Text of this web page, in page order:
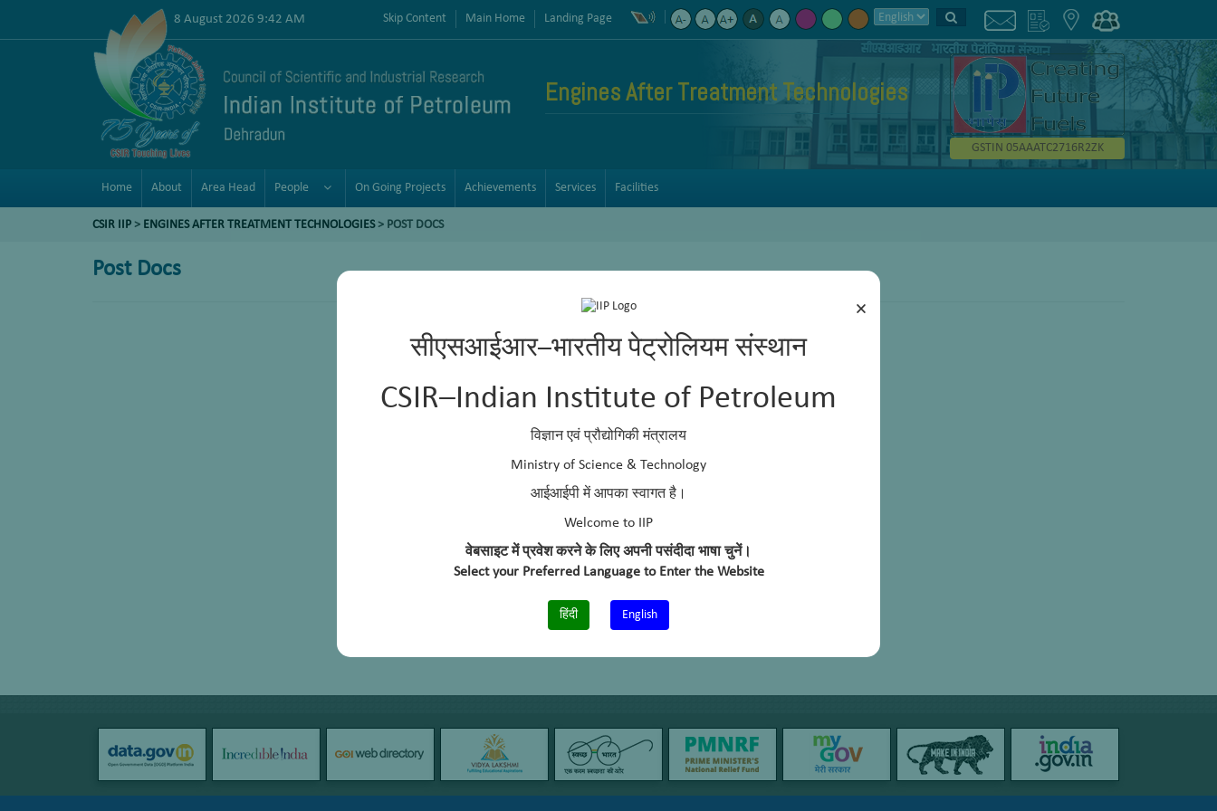
×
सीएसआईआर–भारतीय पेट्रोलियम संस्थान
CSIR–Indian Institute of Petroleum
विज्ञान एवं प्रौद्योगिकी मंत्रालय
Ministry of Science & Technology
आईआईपी में आपका स्वागत है।
Welcome to IIP
वेबसाइट में प्रवेश करने के लिए अपनी पसंदीदा भाषा चुनें।
Select your Preferred Language to Enter the Website
हिंदी English
8 August 2026 9:42 AM Skip Content Main Home Landing Page
Engines After Treatment Technologies
GSTIN 05AAATC2716R2ZK
Home About Area Head People On Going Projects Achievements Services Facilities
CSIR IIP > ENGINES AFTER TREATMENT TECHNOLOGIES> POST DOCS
Post Docs